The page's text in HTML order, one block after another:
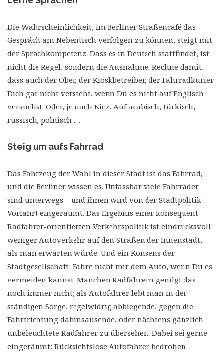
Die Wahrscheinlichkeit, im Berliner Straßencafé das
Gespräch am Nebentisch verfolgen zu können, steigt mit
der Sprachkompetenz. Dass es in Deutsch stattfindet, ist
nicht die Regel, sondern die Ausnahme. Rechne damit,
dass auch der Ober, der Kioskbetreiber, der Fahrradkurier
Dich gar nicht versteht, wenn Du es nicht auf Englisch
versuchst. Oder, je nach Kiez: Auf arabisch, türkisch,
russisch, polnisch …
Steig um aufs Fahrrad
Das Fahrzeug der Wahl in dieser Stadt ist das Fahrrad,
und die Berliner wissen es. Unfassbar viele Fahrräder
sind unterwegs – und ihnen wird von der Stadtpolitik
Vorfahrt eingeräumt. Das Ergebnis einer konsequent
Radfahrer-orientierten Verkehrspolitik ist eindrucksvoll:
weniger Autoverkehr auf den Straßen der Innenstadt,
als man erwarten würde. Und ein Konsens der
Stadtgesellschaft: Fahre nicht mir dem Auto, wenn Du es
vermeiden kannst. Manchen Radfahrern genügt das
noch immer nicht; als Autofahrer lebt man in der
ständigen Sorge, regelwidrig abbiegende, gegen die
Fahrtrichtung dahinsausende, oder nächtens gänzlich
unbeleuchtete Radfahrer zu übersehen. Dabei sei gerne
eingeräumt: Rücksichtslose Autofahrer bedrohen